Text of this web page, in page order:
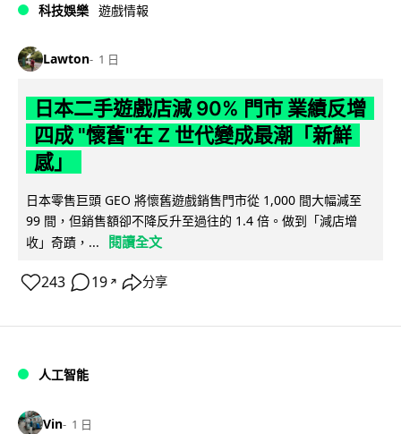
科技娛樂 遊戲情報
Lawton 1 日
日本二手遊戲店減 90% 門市 業績反增
四成 "懷舊"在 Z 世代變成最潮「新鮮
感」
日本零售巨頭 GEO 將懷舊遊戲銷售門市從 1,000 間大幅減至
99 間，但銷售額卻不降反升至過往的 1.4 倍。做到「減店增
收」奇蹟，...
閱讀全文
243 19 ↗ 分享
人工智能
Vin 1 日